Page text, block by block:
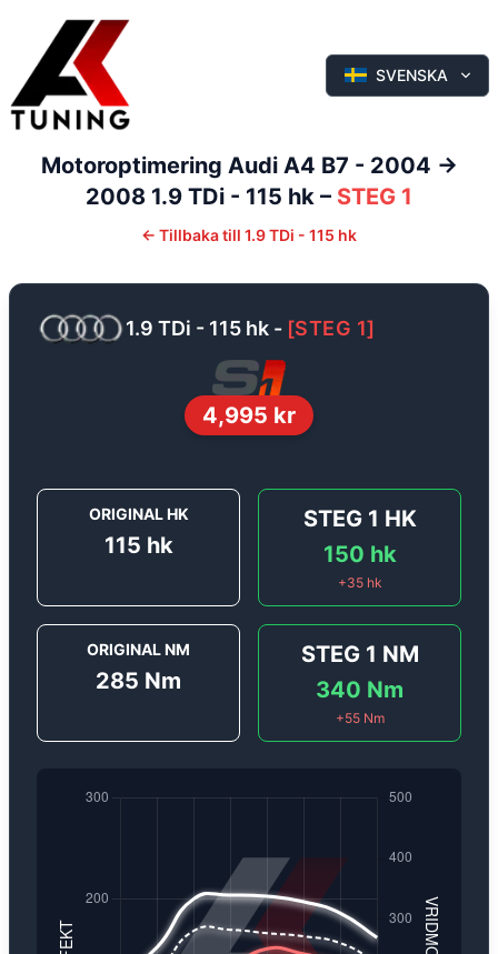
SVENSKA
Motoroptimering Audi A4 B7 - 2004 ->
2008 1.9 TDi - 115 hk – STEG 1
← Tillbaka till 1.9 TDi - 115 hk
1.9 TDi - 115 hk - [STEG 1]
4,995 kr
ORIGINAL HK
115 hk
STEG 1 HK
150 hk
+35hk
ORIGINAL NM
285 Nm
STEG 1 NM
340 Nm
+55Nm